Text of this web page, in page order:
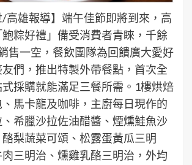
/高雄報導】端午佳節即將到來，高
粽好禮」備受消費者青睞，千餘
售一空，餐飲團隊為回饋廣大愛好
們，推出特製外帶餐點，首次全
採購就能滿足三餐所需。1樓烘焙
馬卡龍及咖啡，主廚每日現作的
希臘沙拉佐油醋醬、煙燻鮭魚沙
梨蔬菜可頌、松露蛋黃瓜三明
三明治、燻雞乳酪三明治，外均